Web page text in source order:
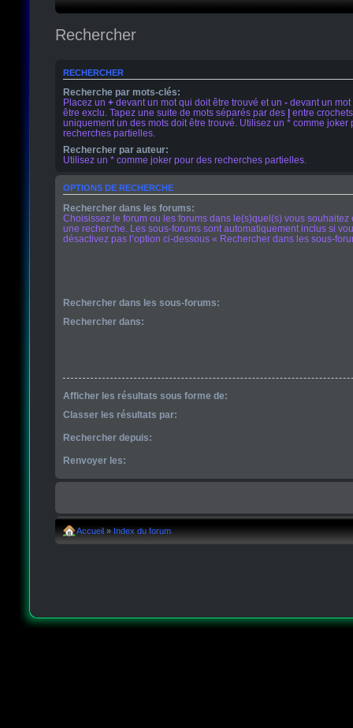
Rechercher
RECHERCHER
Recherche par mots-clés:
Placez un + devant un mot qui doit être trouvé et un - devant un mot
être exclu. Tapez une suite de mots séparés par des | entre
uniquement un des mots doit être trouvé. Utilisez un * comme joker
recherches partielles.
Rechercher par auteur:
Utilisez un * comme joker pour des recherches partielles.
OPTIONS DE RECHERCHE
Rechercher dans les forums:
Choisissez le forum ou les forums dans le(s)quel(s) vous souhaitez
une recherche. Les sous-forums sont automatiquement inclus si
désactivez pas l’option ci-dessous « Rechercher dans les sous-
Rechercher dans les sous-forums:
Rechercher dans:
Afficher les résultats sous forme de:
Classer les résultats par:
Rechercher depuis:
Renvoyer les:
Accueil » Index du forum